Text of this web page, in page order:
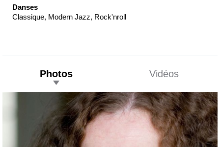
Danses
Classique, Modern Jazz, Rock'nroll
Photos Vidéos